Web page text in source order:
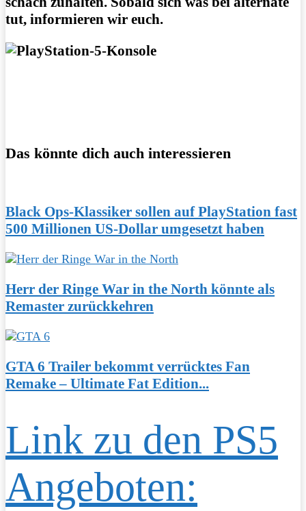
tut, informieren wir euch.
Das könnte dich auch interessieren
Black Ops-Klassiker sollen auf PlayStation fast
500 Millionen US-Dollar umgesetzt haben
Herr der Ringe War in the North könnte als
Remaster zurückkehren
GTA 6 Trailer bekommt verrücktes Fan
Remake – Ultimate Fat Edition...
Link zu den PS5
Angeboten: